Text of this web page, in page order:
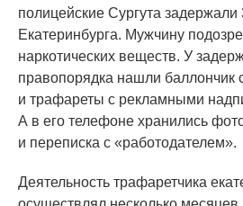
полицейские Сургута задержали
Екатеринбурга. Мужчину
наркотических веществ. У
правопорядка нашли баллончик
и трафареты с рекламными
А в его телефоне хранились
и переписка с «работодателем».
Деятельность трафаретчика